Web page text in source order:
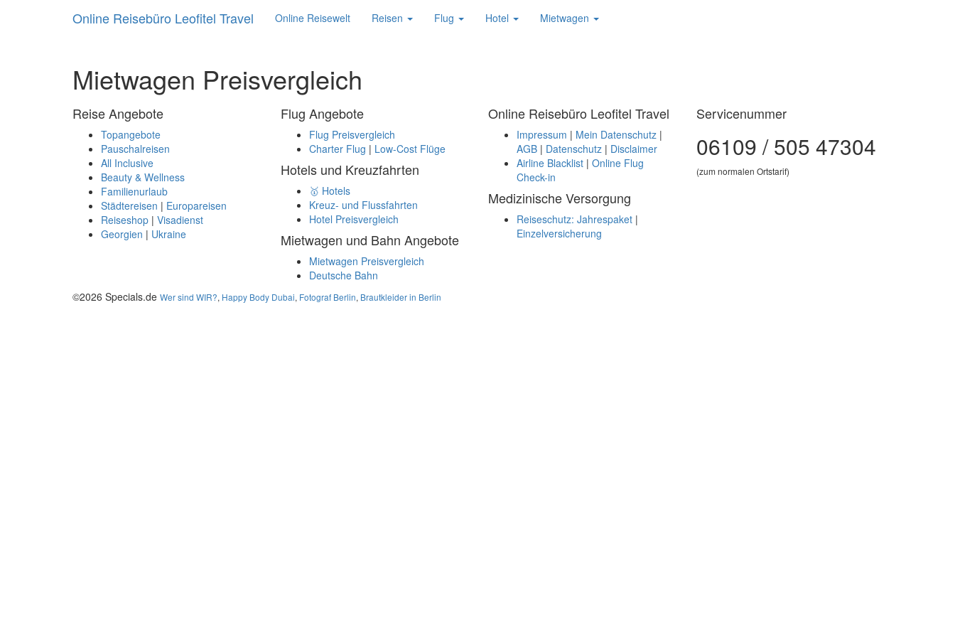
Online Reisebüro Leofitel Travel Online Reisewelt Reisen Flug Hotel Mietwagen
Mietwagen Preisvergleich
Reise Angebote
Topangebote
Pauschalreisen
All Inclusive
Beauty & Wellness
Familienurlaub
Städtereisen | Europareisen
Reiseshop | Visadienst
Georgien | Ukraine
Flug Angebote
Flug Preisvergleich
Charter Flug | Low-Cost Flüge
Hotels und Kreuzfahrten
🥇 Hotels
Kreuz- und Flussfahrten
Hotel Preisvergleich
Mietwagen und Bahn Angebote
Mietwagen Preisvergleich
Deutsche Bahn
Online Reisebüro Leofitel Travel
Impressum | Mein Datenschutz |
AGB | Datenschutz | Disclaimer
Airline Blacklist | Online Flug
Check-in
Medizinische Versorgung
Reiseschutz: Jahrespaket |
Einzelversicherung
Servicenummer
06109 / 505 47304
(zum normalen Ortstarif)
©2026 Specials.de Wer sind WIR?, Happy Body Dubai, Fotograf Berlin, Brautkleider in Berlin